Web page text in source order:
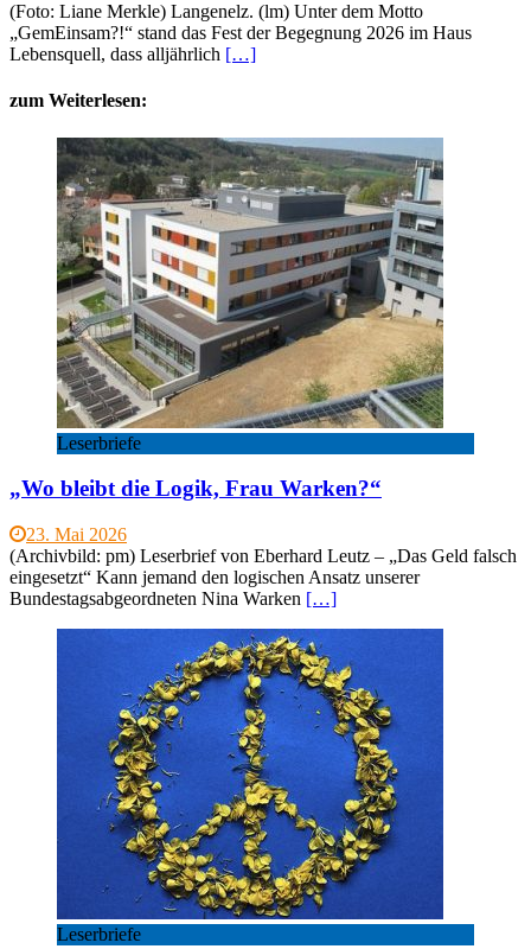
(Foto: Liane Merkle) Langenelz. (lm) Unter dem Motto
„GemEinsam?!“ stand das Fest der Begegnung 2026 im Haus
Lebensquell, dass alljährlich […]
zum Weiterlesen:
Leserbriefe
„Wo bleibt die Logik, Frau Warken?“
23. Mai 2026
(Archivbild: pm) Leserbrief von Eberhard Leutz – „Das Geld falsch
eingesetzt“ Kann jemand den logischen Ansatz unserer
Bundestagsabgeordneten Nina Warken […]
Leserbriefe